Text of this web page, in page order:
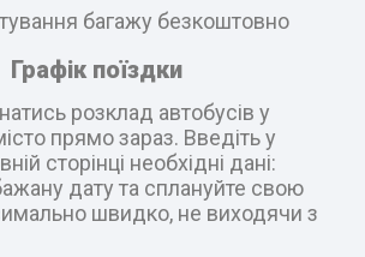
багажу безкоштовно
Графік поїздки
розклад автобусів у
прямо зараз. Введіть у
сторінці необхідні дані:
дату та сплануйте свою
швидко, не виходячи з